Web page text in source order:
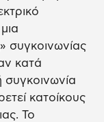
συγκοινωνίας
κατά
συγκοινωνία
κατοίκους
Το